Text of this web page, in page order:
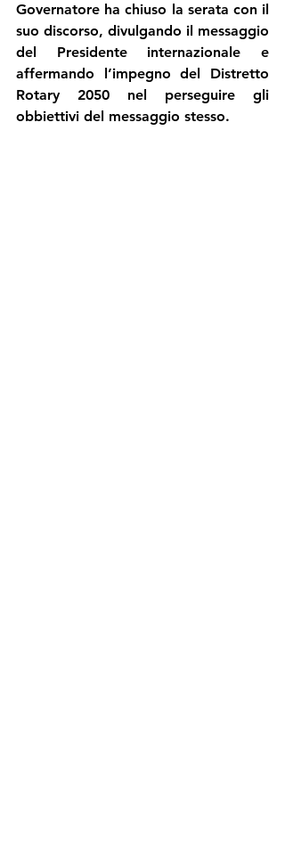
Governatore ha chiuso la serata con il
suo discorso, divulgando il messaggio
del Presidente internazionale e
affermando l’impegno del Distretto
Rotary 2050 nel perseguire gli
obbiettivi del messaggio stesso.